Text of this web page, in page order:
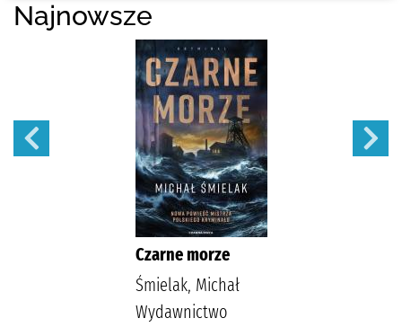
Najnowsze
Czarne morze
Śmielak, Michał
Wydawnictwo